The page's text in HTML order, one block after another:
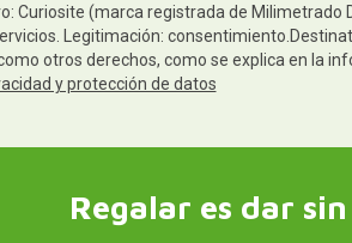
Curiosite (marca registrada de Milimetrado
Legitimación:
otros derechos, como se explica en la
y protección de datos
Regalar es dar